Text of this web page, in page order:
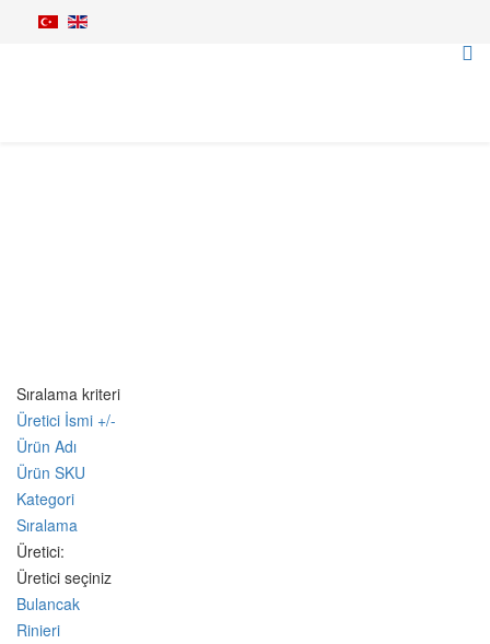
Sıralama kriteri
Üretici İsmi +/-
Ürün Adı
Ürün SKU
Kategori
Sıralama
Üretici:
Üretici seçiniz
Bulancak
Rinieri